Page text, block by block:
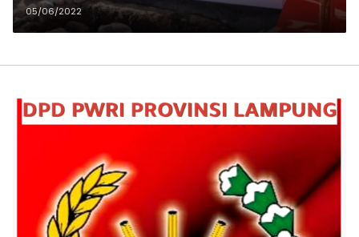
05/06/2022